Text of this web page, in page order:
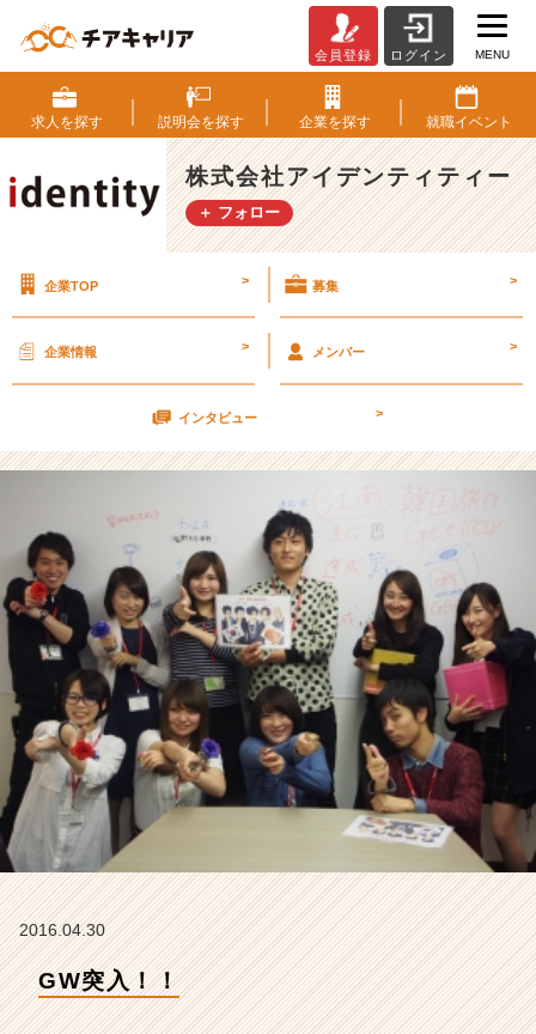
W
突
入！！
【株
式
会
デ
ィ
テ
ー
タ
イ
ム
ラ
イ
ン】
|
ベ
ン
チ
ャ
ー・
企
会員登録 ログイン MENU
求人を探す 説明会を探す 企業を探す 就職イベント
株式会社アイデンティティー
＋ フォロー
企業TOP > 募集 >
企業情報 > メンバー >
インタビュー >
2016.04.30
GW突入！！